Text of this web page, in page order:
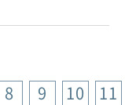
8 9 10
11